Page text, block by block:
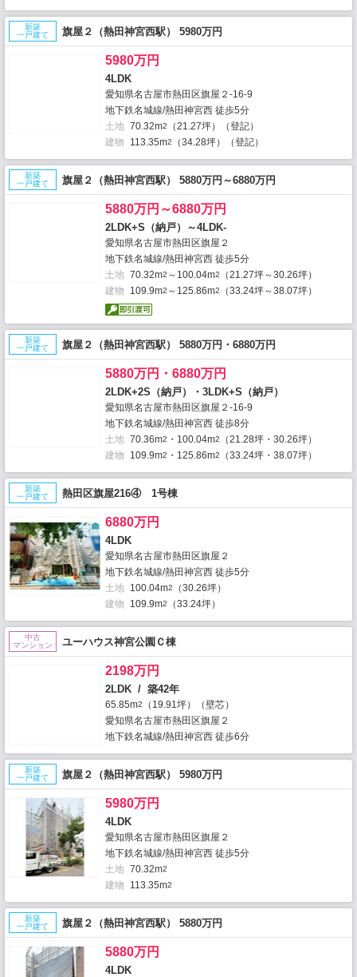
新築
一戸建て
旗屋２（熱田神宮西駅） 5980万円
5980万円
4LDK
愛知県名古屋市熱田区旗屋２-16-9
地下鉄名城線/熱田神宮西 徒歩5分
土地 70.32m2
（21.27坪）（登記）
建物
113.35m2 （34.28坪）（登記）
新築
一戸建て
旗屋２（熱田神宮西駅） 5880万円～6880万円
5880万円～6880万円
2LDK+S（納戸）～4LDK-
愛知県名古屋市熱田区旗屋２
地下鉄名城線/熱田神宮西 徒歩5分
土地 70.32m2 ～100.04m2
（21.27坪～30.26坪）
建物
109.9m2 ～125.86m2 （33.24坪～38.07坪）
新築
一戸建て
旗屋２（熱田神宮西駅） 5880万円・6880万円
5880万円・6880万円
2LDK+2S（納戸）・3LDK+S（納戸）
愛知県名古屋市熱田区旗屋２-16‐9
地下鉄名城線/熱田神宮西 徒歩8分
土地 70.36m2 ・100.04m2
（21.28坪・30.26坪）
建物
109.9m2 ・125.86m2 （33.24坪・38.07坪）
新築
一戸建て
熱田区旗屋216④ 1号棟
6880万円
4LDK
愛知県名古屋市熱田区旗屋２
地下鉄名城線/熱田神宮西 徒歩5分
土地 100.04m2
（30.26坪）
建物
109.9m2 （33.24坪）
中古
マンション
ユーハウス神宮公園Ｃ棟
2198万円
2LDK / 築42年
65.85m2
（19.91坪）（壁芯）
愛知県名古屋市熱田区旗屋２
地下鉄名城線/熱田神宮西 徒歩6分
新築
一戸建て
旗屋２（熱田神宮西駅） 5980万円
5980万円
4LDK
愛知県名古屋市熱田区旗屋２
地下鉄名城線/熱田神宮西 徒歩5分
土地 70.32m2
建物 113.35m2
新築
一戸建て
旗屋２（熱田神宮西駅） 5880万円
5880万円
4LDK